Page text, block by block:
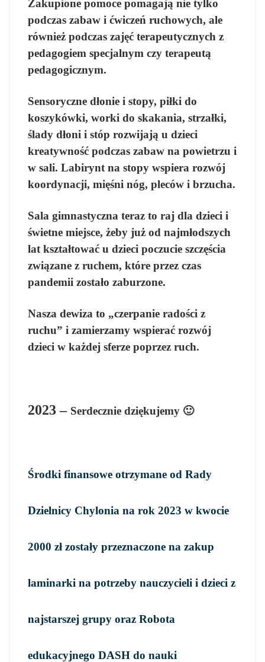
Zakupione pomoce pomagają nie tylko
podczas zabaw i ćwiczeń ruchowych, ale
również podczas zajęć terapeutycznych z
pedagogiem specjalnym czy terapeutą
pedagogicznym.
Sensoryczne dłonie i stopy, piłki do
koszykówki, worki do skakania, strzałki,
ślady dłoni i stóp rozwijają u dzieci
kreatywność podczas zabaw na powietrzu i
w sali. Labirynt na stopy wspiera rozwój
koordynacji, mięśni nóg, pleców i brzucha.
Sala gimnastyczna teraz to raj dla dzieci i
świetne miejsce, żeby już od najmłodszych
lat kształtować u dzieci poczucie szczęścia
związane z ruchem, które przez czas
pandemii zostało zaburzone.
Nasza dewiza to „czerpanie radości z
ruchu” i zamierzamy wspierać rozwój
dzieci w każdej sferze poprzez ruch.
2023 – Serdecznie dziękujemy 🙂
Środki finansowe otrzymane od Rady
Dzielnicy Chylonia na rok 2023 w kwocie
2000 zł zostały przeznaczone na zakup
laminarki na potrzeby nauczycieli i dzieci z
najstarszej grupy oraz Robota
edukacyjnego DASH do nauki